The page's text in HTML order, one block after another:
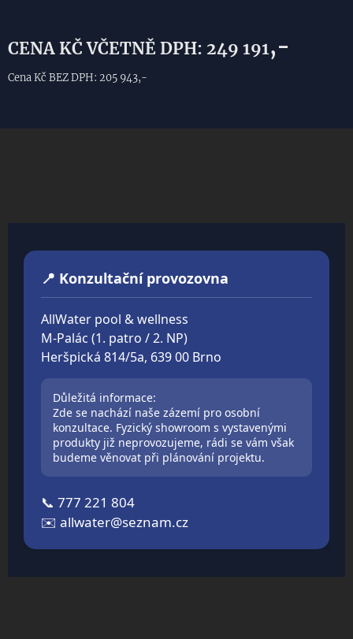
CENA KČ VČETNĚ DPH: 249 191,-
Cena Kč BEZ DPH: 205 943,-
📍 Konzultační provozovna
AllWater pool & wellness
M-Palác (1. patro / 2. NP)
Heršpická 814/5a, 639 00 Brno
Důležitá informace:
Zde se nachází naše zázemí pro osobní
konzultace. Fyzický showroom s vystavenými
produkty již neprovozujeme, rádi se vám však
budeme věnovat při plánování projektu.
📞777 221 804
✉️allwater@seznam.cz